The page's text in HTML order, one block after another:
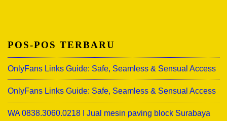
POS-POS TERBARU
OnlyFans Links Guide: Safe, Seamless & Sensual Access
OnlyFans Links Guide: Safe, Seamless & Sensual Access
WA 0838.3060.0218 I Jual mesin paving block Surabaya